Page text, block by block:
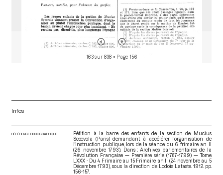
163 sur 838 • Page 156
Infos
RÉFÉRENCE BIBLIOGRAPHIQUE
Pétition à la barre des enfants de la section de Mucius
Scœvola (Paris) demandant à accélérer l'organisation de
l'instruction publique, lors de la séance du 6 frimaire an II
(26 novembre 1793). Dans : Archives parlementaires de la
Révolution Française — Première série (1787-1799) — Tome
LXXX - Du 4 Frimaire au 15 Frimaire an II (24 novembre au 5
Décembre 1793) , sous la direction de Lodoïs Lataste. 1912. pp.
156-157.